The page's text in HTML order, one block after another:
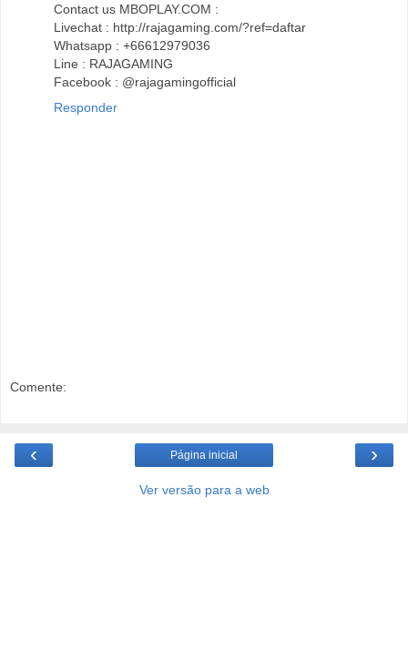
Contact us MBOPLAY.COM :
Livechat : http://rajagaming.com/?ref=daftar
Whatsapp : +66612979036
Line : RAJAGAMING
Facebook : @rajagamingofficial
Responder
Comente:
‹ ›
Página inicial
Ver versão para a web